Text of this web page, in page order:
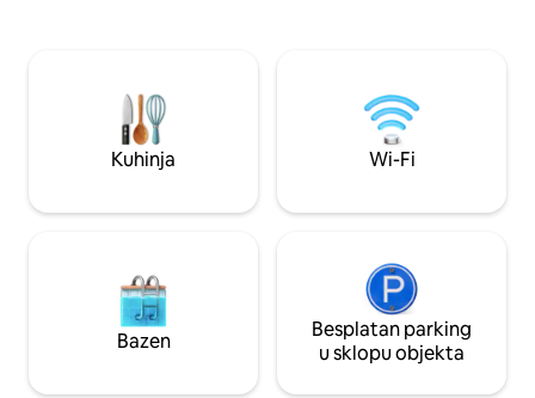
parkiralište za 5 automobila, 24/7 CCTV
Primamo kućne ljubimce i
neudane/neoženjene parove. Ukrasi na
zahtjev. Dostupna je dostava hrane.
kuhinja: moderni
pribor. • Dovoljno
praktičan prostor
Kuhinja Wi-Fi
Bazen
Besplatan parking
u sklopu objekta